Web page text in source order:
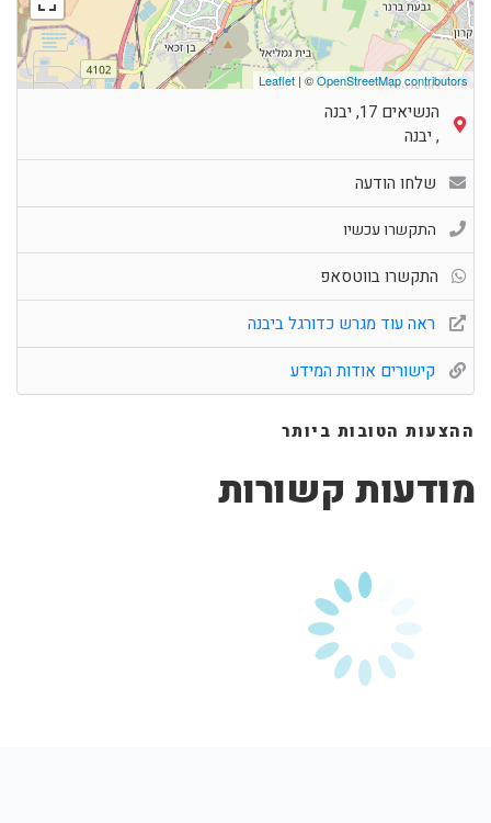
Leaflet | ©OpenStreetMap contributors
הנשיאים 17, יבנה
, יבנה
שלחו הודעה
התקשרו עכשיו
התקשרו בווטסאפ
ראה עוד מגרש כדורגל ביבנה
קישורים אודות המידע
ההצעות הטובות ביותר
מודעות קשורות